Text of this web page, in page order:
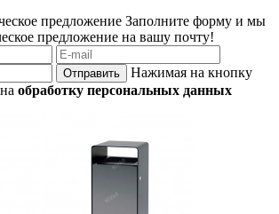
предложение Заполните форму и мы
предложение на вашу почту!
Отправить
Нажимая на кнопку
обработку персональных данных